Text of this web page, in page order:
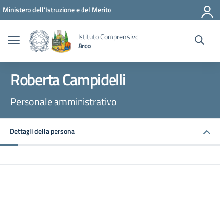
Vai ai contenuti
Vai al menu di navigazione
Vai al footer
Ministero dell'Istruzione e del Merito
Istituto Comprensivo
Arco
Roberta Campidelli
Personale amministrativo
Dettagli della persona